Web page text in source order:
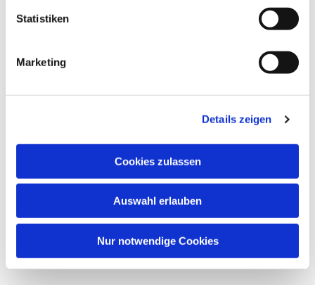
Statistiken
Marketing
Details zeigen
Cookies zulassen
Auswahl erlauben
Nur notwendige Cookies